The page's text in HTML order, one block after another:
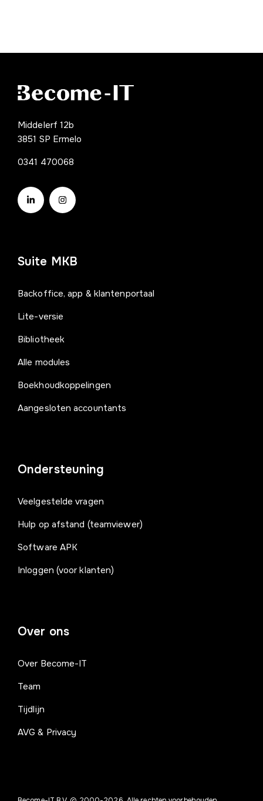
Middelerf 12b
3851 SP Ermelo
0341 470068
Suite MKB
Backoffice, app & klantenportaal
Lite-versie
Bibliotheek
Alle modules
Boekhoudkoppelingen
Aangesloten accountants
Ondersteuning
Veelgestelde vragen
Hulp op afstand (teamviewer)
Software APK
Inloggen (voor klanten)
Over ons
Over Become-IT
Team
Tijdlijn
AVG & Privacy